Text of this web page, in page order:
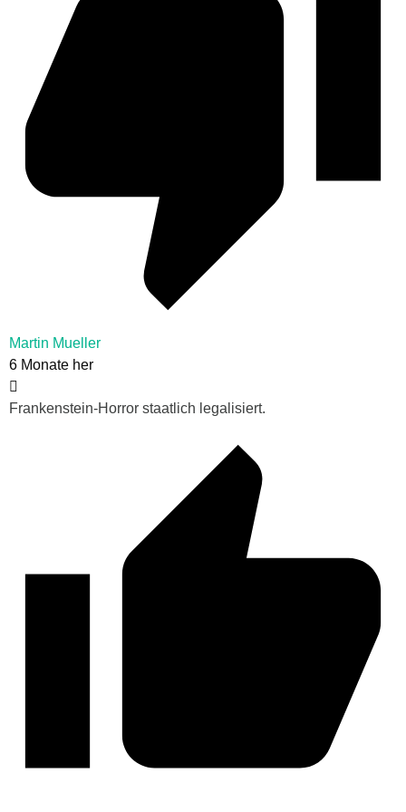
Martin Mueller
6 Monate her
Frankenstein-Horror staatlich legalisiert.